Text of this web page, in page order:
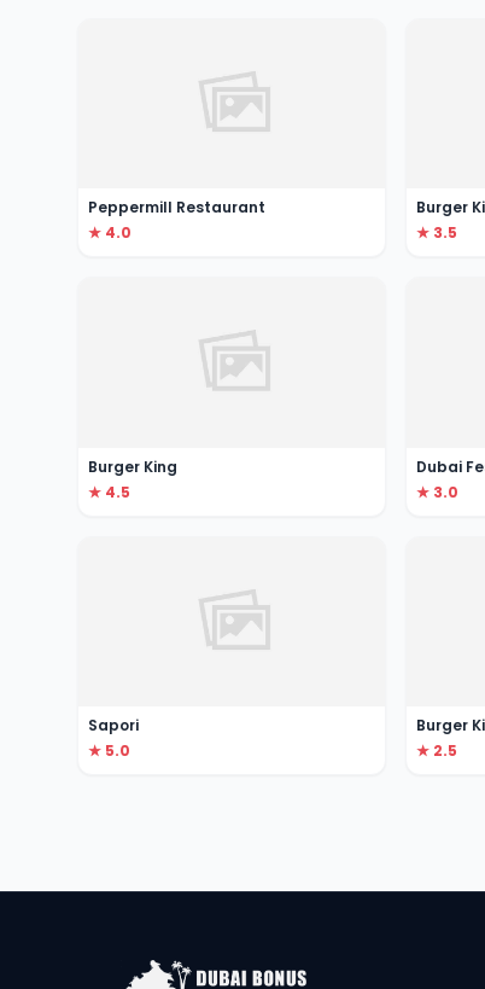
Peppermill Restaurant
★ 4.0
Burger
★ 3.5
Burger King
★ 4.5
Dubai
★ 3.0
Sapori
★ 5.0
Burger
★ 2.5